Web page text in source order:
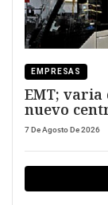
EMPRESAS
EMT;
nuevo
7 De Agosto De 2026